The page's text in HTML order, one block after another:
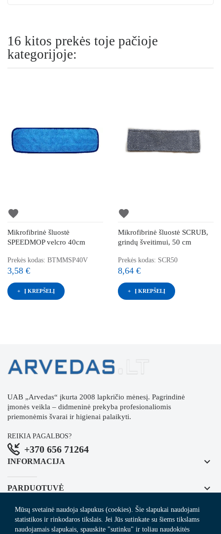
16 kitos prekės toje pačioje
kategorijoje:
favorite
Mikrofibrinė šluostė
SPEEDMOP velcro 40cm
Prekės kodas: BTMMSP40V
3,58 €
Į KREPŠELĮ
favorite
Mikrofibrinė šluostė SCRUB,
grindų šveitimui, 50 cm
Prekės kodas: SCR50
8,64 €
Į KREPŠELĮ
UAB „Arvedas“ įkurta 2008 lapkričio mėnesį. Pagrindinė
įmonės veikla – didmeninė prekyba profesionaliomis
priemonėmis švarai ir higienai palaikyti.
REIKIA PAGALBOS?
+370 656 71264
INFORMACIJA keyboard_arrow_down
PARDUOTUVĖ keyboard_arrow_down
REGISTRUOKITĖS NAUJIENLAIŠKIUI
Mūsų svetainė naudoja slapukus (cookies). Šie slapukai naudojami
statistikos ir rinkodaros tikslais. Jei Jūs sutinkate su šiems tikslams
naudojamais slapukais, spauskite "sutinku" ir toliau naudokitės